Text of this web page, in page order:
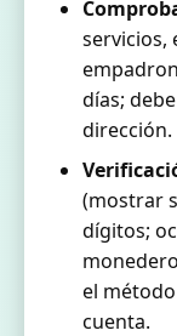
servicios,
días;
dirección.
(mostrar
dígitos;
el
cuenta.